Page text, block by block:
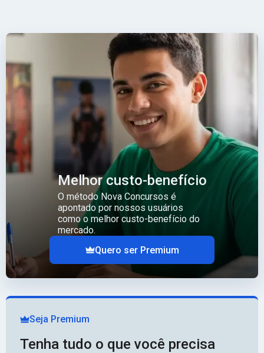
Melhor custo-benefício
O método Nova Concursos é
apontado por nossos usuários
como o melhor custo-benefício do
mercado.
Quero ser Premium
Seja Premium
Tenha tudo o que você precisa